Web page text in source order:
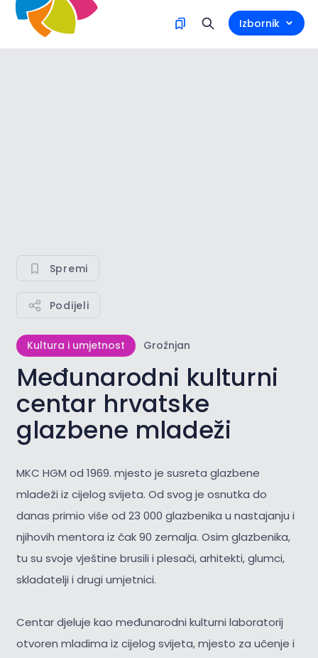
Izbornik
Spremi
Podijeli
Kultura i umjetnost Grožnjan
Međunarodni kulturni
centar hrvatske
glazbene mladeži
MKC HGM od 1969. mjesto je susreta glazbene
mladeži iz cijelog svijeta. Od svog je osnutka do
danas primio više od 23 000 glazbenika u nastajanju i
njihovih mentora iz čak 90 zemalja. Osim glazbenika,
tu su svoje vještine brusili i plesači, arhitekti, glumci,
skladatelji i drugi umjetnici.
Centar djeluje kao međunarodni kulturni laboratorij
otvoren mladima iz cijelog svijeta, mjesto za učenje i